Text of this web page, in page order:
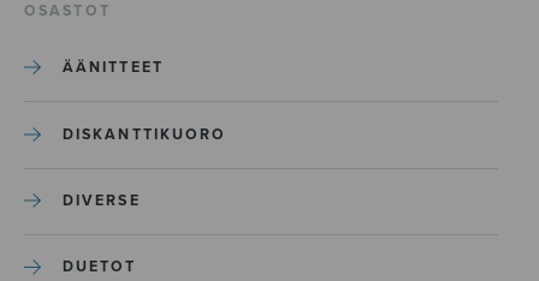
OSASTOT
ÄÄNITTEET
DISKANTTIKUORO
DIVERSE
DUETOT